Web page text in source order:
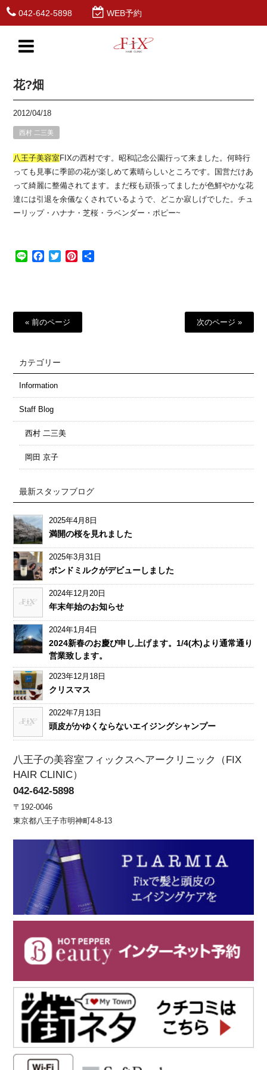
042-642-5898 WEB予約
花?畑
2012/04/18
西村 二三美
八王子美容室 FIXの西村です。昭和記念公園行って来ました。何時行
っても見事に季節の花が楽しめて素晴らしいところです。国営だけあ
って綺麗に整備されてます。まだ桜も頑張ってましたが色鮮やかな花
達には引退を余儀なくされているようで、どこか寂しげでした。チュ
ーリップ・ハナナ・芝桜・ラベンダー・ポピー~
Line Facebook
TwitterPinterest
« 前のページ 次のページ »
カテゴリー
Information
Staff Blog
西村 二三美
岡田 京子
最新スタッフブログ
2025年4月8日
満開の桜を見れました
2025年3月31日
ボンドミルクがデビューしました
2024年12月20日
年末年始のお知らせ
2024年1月4日
2024新春のお慶び申し上げます。1/4(木)より通常通り
営業致します。
2023年12月18日
クリスマス
2022年7月13日
頭皮がかゆくならないエイジングシャンプー
八王子の美容室フィックスヘアークリニック（FIX
HAIR CLINIC）
042-642-5898
〒192-0046
東京都八王子市明神町4-8-13